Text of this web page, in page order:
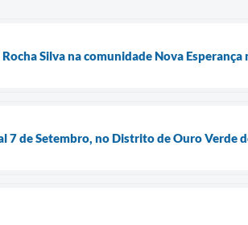
Silva na comunidade Nova Esperança
7 de Setembro, no Distrito de Ouro Verde